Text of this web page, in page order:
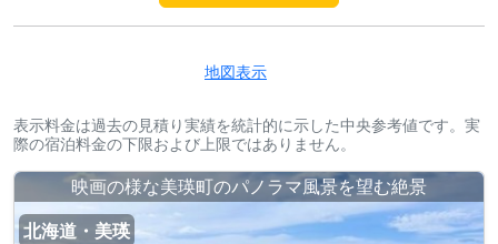
地図表示
表示料金は過去の見積り実績を統計的に示した中央参考値です。実
際の宿泊料金の下限および上限ではありません。
映画の様な美瑛町のパノラマ風景を望む絶景
北海道・美瑛